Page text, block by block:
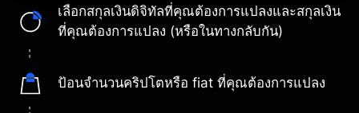
เลือกสกุลเงินดิจิทัลที่คุณต้องการแปลงและสกุลเงิน
ที่คุณต้องการแปลง (หรือในทางกลับกัน)
ป้อนจำนวนคริปโตหรือ fiat ที่คุณต้องการแปลง